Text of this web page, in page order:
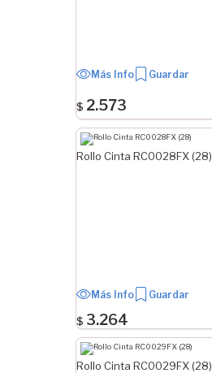
Más Info Guardar
$ 2.573
Rollo Cinta RC0028FX (28)
Más Info Guardar
$ 3.264
Rollo Cinta RC0029FX (28)